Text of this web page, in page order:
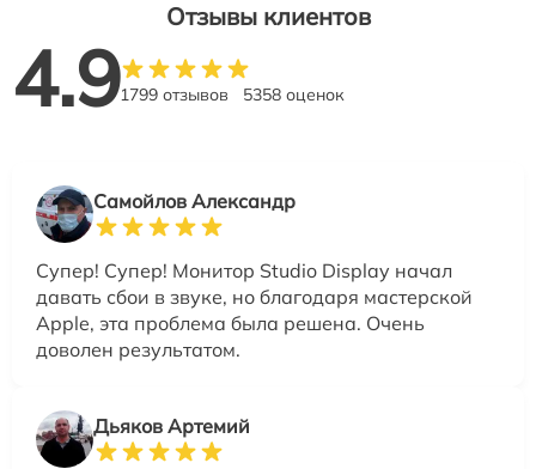
Отзывы клиентов
4.91799 отзывов 5358 оценок
Самойлов Александр
Супер! Супер! Монитор Studio Display начал
давать сбои в звуке, но благодаря мастерской
Apple, эта проблема была решена. Очень
доволен результатом.
Дьяков Артемий